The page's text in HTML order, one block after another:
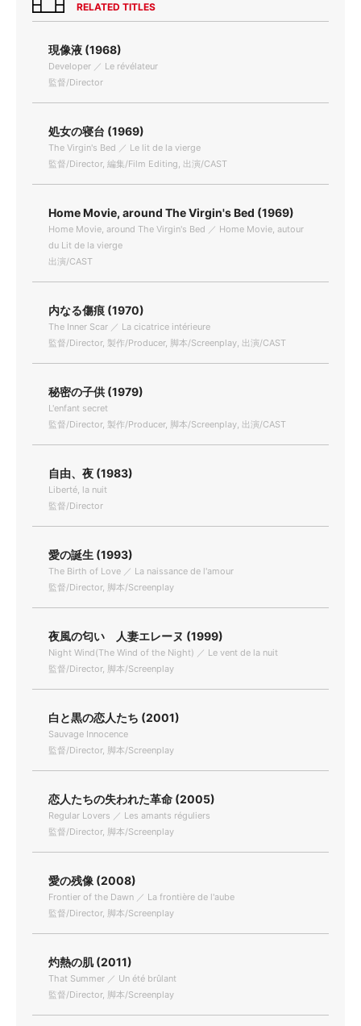
RELATED TITLES
現像液 (1968)
Developer ／ Le révélateur
監督/Director
処女の寝台 (1969)
The Virgin's Bed ／ Le lit de la vierge
監督/Director, 編集/Film Editing, 出演/CAST
Home Movie, around The Virgin's Bed (1969)
Home Movie, around The Virgin's Bed ／ Home Movie, autour
du Lit de la vierge
出演/CAST
内なる傷痕 (1970)
The Inner Scar ／ La cicatrice intérieure
監督/Director, 製作/Producer, 脚本/Screenplay, 出演/CAST
秘密の子供 (1979)
L'enfant secret
監督/Director, 製作/Producer, 脚本/Screenplay, 出演/CAST
自由、夜 (1983)
Liberté, la nuit
監督/Director
愛の誕生 (1993)
The Birth of Love ／ La naissance de l'amour
監督/Director, 脚本/Screenplay
夜風の匂い 人妻エレーヌ (1999)
Night Wind(The Wind of the Night) ／ Le vent de la nuit
監督/Director, 脚本/Screenplay
白と黒の恋人たち (2001)
Sauvage Innocence
監督/Director, 脚本/Screenplay
恋人たちの失われた革命 (2005)
Regular Lovers ／ Les amants réguliers
監督/Director, 脚本/Screenplay
愛の残像 (2008)
Frontier of the Dawn ／ La frontière de l'aube
監督/Director, 脚本/Screenplay
灼熱の肌 (2011)
That Summer ／ Un été brûlant
監督/Director, 脚本/Screenplay